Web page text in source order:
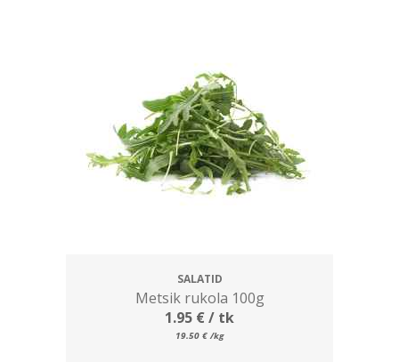
SALATID
Metsik rukola 100g
1.95 €/ tk
19.50 € /kg